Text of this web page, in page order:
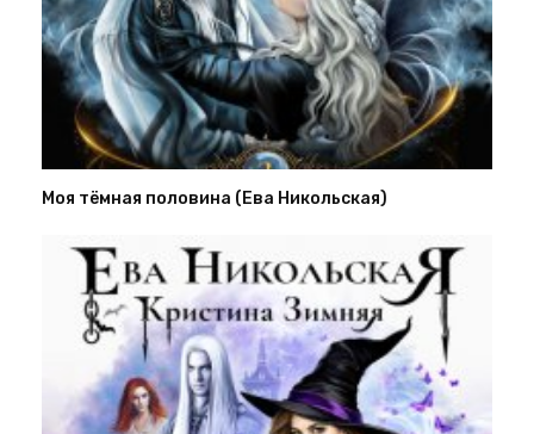
Моя тёмная половина (Ева Никольская)